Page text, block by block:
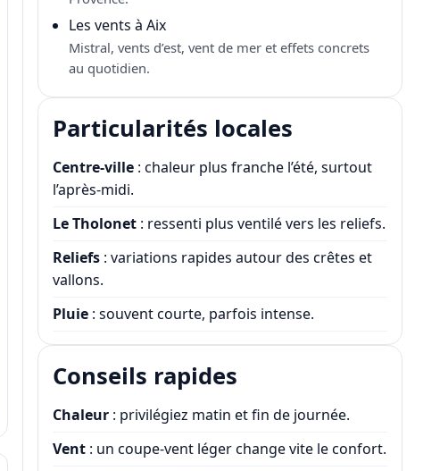
Les vents à Aix
Mistral, vents d’est, vent de mer et effets concrets
au quotidien.
Particularités locales
Centre-ville : chaleur plus franche l’été, surtout
l’après-midi.
Le Tholonet : ressenti plus ventilé vers les reliefs.
Reliefs : variations rapides autour des crêtes et
vallons.
Pluie : souvent courte, parfois intense.
Conseils rapides
Chaleur : privilégiez matin et fin de journée.
Vent : un coupe-vent léger change vite le confort.